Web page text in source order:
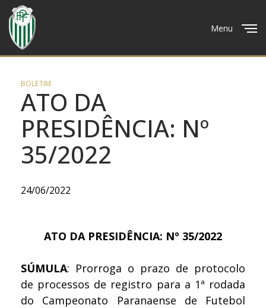
Menu
BOLETIM
ATO DA
PRESIDÊNCIA: Nº
35/2022
24/06/2022
ATO DA PRESIDÊNCIA: Nº 35/2022
SÚMULA: Prorroga o prazo de protocolo
de processos de registro para a 1ª rodada
do Campeonato Paranaense de Futebol